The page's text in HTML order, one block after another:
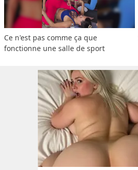
Ce n'est pas comme ça que
fonctionne une salle de sport